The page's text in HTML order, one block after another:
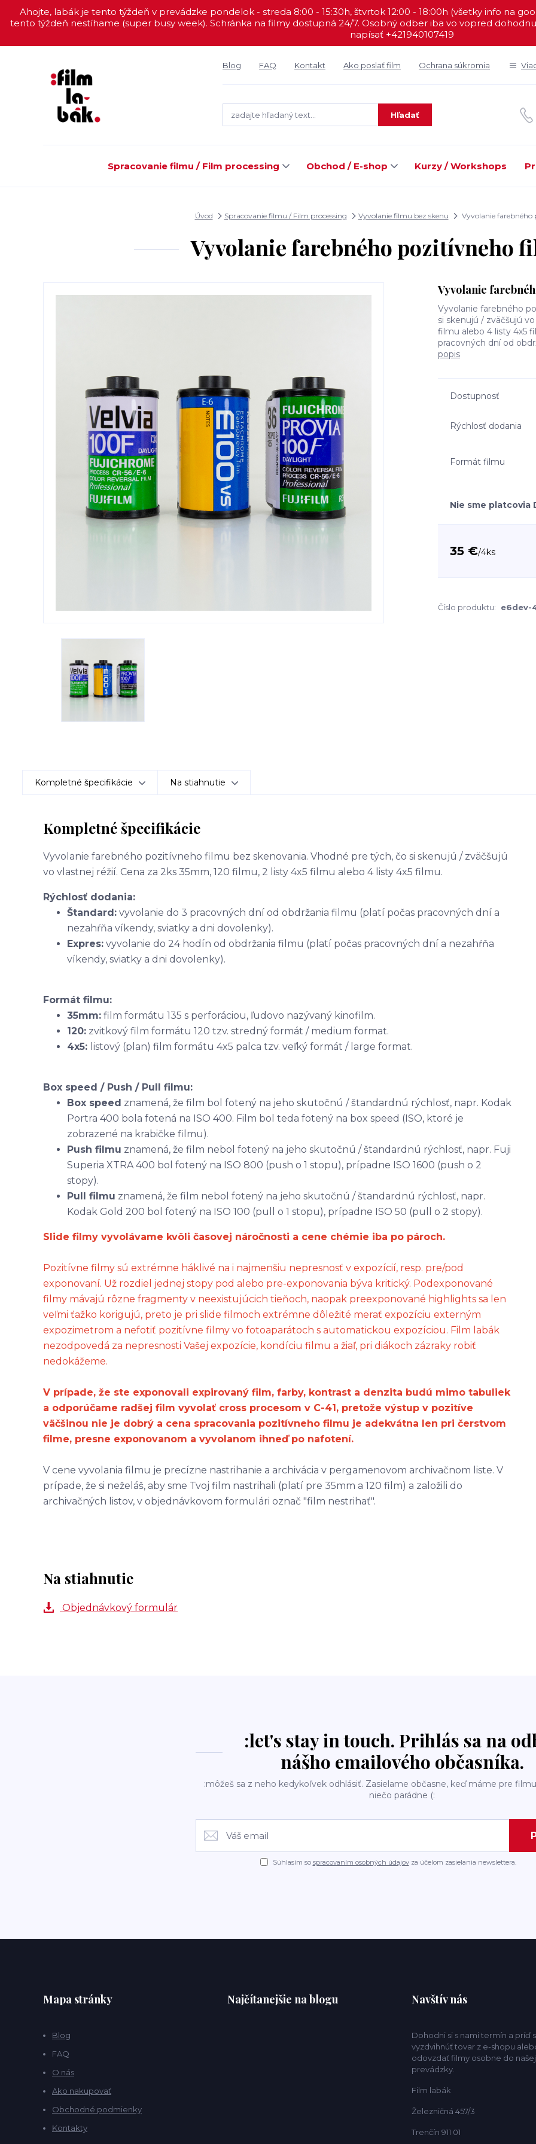
Ahojte, labák je tento týždeň v prevádzke pondelok - streda 8:00 - 15:30h, štvrtok 12:00 - 18:00h (všetky info na
tento týždeň nestíhame (super busy week). Schránka na filmy dostupná 24/7. Osobný odber iba vo vopred
napísať +421940107419
Blog FAQ Kontakt Ako poslať film Ochrana súkromia
Hľadať
Spracovanie filmu / Film processing Obchod / E-shop Kurzy / Workshops
Úvod Spracovanie filmu / Film processing Vyvolanie filmu bez skenu Vyvolanie
Vyvolanie farebného pozitívneho
Vyvolanie
Vyvolanie farebného
si skenujú / zväčšujú
filmu alebo 4 listy 4x5
pracovných dní od
popis
Dostupnosť
Rýchlosť dodania
Formát filmu
Nie sme platcovia
35 €/4ks
Číslo produktu: e6dev-
Kompletné špecifikácie Na stiahnutie
Kompletné špecifikácie
Vyvolanie farebného pozitívneho filmu bez skenovania. Vhodné pre tých, čo si skenujú / zväčšujú
vo vlastnej réžií. Cena za 2ks 35mm, 120 filmu, 2 listy 4x5 filmu alebo 4 listy 4x5 filmu.
Rýchlosť dodania:
Štandard: vyvolanie do 3 pracovných dní od obdržania filmu (platí počas pracovných dní a
nezahŕňa víkendy, sviatky a dni dovolenky).
Expres: vyvolanie do 24 hodín od obdržania filmu (platí počas pracovných dní a nezahŕňa
víkendy, sviatky a dni dovolenky).
Formát filmu:
35mm: film formátu 135 s perforáciou, ľudovo nazývaný kinofilm.
120: zvitkový film formátu 120 tzv. stredný formát / medium format.
4x5: listový (plan) film formátu 4x5 palca tzv. veľký formát / large format.
Box speed / Push / Pull filmu:
Box speed znamená, že film bol fotený na jeho skutočnú / štandardnú rýchlosť, napr. Kodak
Portra 400 bola fotená na ISO 400. Film bol teda fotený na box speed (ISO, ktoré je
zobrazené na krabičke filmu).
Push filmu znamená, že film nebol fotený na jeho skutočnú / štandardnú rýchlosť, napr. Fuji
Superia XTRA 400 bol fotený na ISO 800 (push o 1 stopu), prípadne ISO 1600 (push o 2
stopy).
Pull filmu znamená, že film nebol fotený na jeho skutočnú / štandardnú rýchlosť, napr.
Kodak Gold 200 bol fotený na ISO 100 (pull o 1 stopu), prípadne ISO 50 (pull o 2 stopy).
Slide filmy vyvolávame kvôli časovej náročnosti a cene chémie iba po pároch.
Pozitívne filmy sú extrémne háklivé na i najmenšiu nepresnosť v expozícií, resp. pre/pod
exponovaní. Už rozdiel jednej stopy pod alebo pre-exponovania býva kritický. Podexponované
filmy mávajú rôzne fragmenty v neexistujúcich tieňoch, naopak preexponované highlights sa len
veľmi ťažko korigujú, preto je pri slide filmoch extrémne dôležité merať expozíciu externým
expozimetrom a nefotiť pozitívne filmy vo fotoaparátoch s automatickou expozíciou. Film labák
nezodpovedá za nepresnosti Vašej expozície, kondíciu filmu a žiaľ, pri diákoch zázraky robiť
nedokážeme.
V prípade, že ste exponovali expirovaný film, farby, kontrast a denzita budú mimo tabuliek
a odporúčame radšej film vyvolať cross procesom v C-41, pretože výstup v pozitíve
väčšinou nie je dobrý a cena spracovania pozitívneho filmu je adekvátna len pri čerstvom
filme, presne exponovanom a vyvolanom ihneď po nafotení.
V cene vyvolania filmu je precízne nastrihanie a archivácia v pergamenovom archivačnom liste. V
prípade, že si neželáš, aby sme Tvoj film nastrihali (platí pre 35mm a 120 film) a založili do
archivačných listov, v objednávkovom formulári označ "film nestrihať".
Na stiahnutie
Objednávkový formulár
:let's stay in touch. Prihlás sa na
nášho emailového občasníka.
:môžeš sa z neho kedykoľvek odhlásiť. Zasielame občasne, keď máme pre
niečo parádne (:
Súhlasím so spracovaním osobných údajovza účelom zasielania newslettera.
Mapa stránky
Blog
FAQ
O nás
Ako nakupovať
Obchodné podmienky
Kontakty
Najčítanejšie na blogu Navštív nás
Dohodni si s nami termín a príď
vyzdvihnúť tovar z e-shopu
odovzdať filmy osobne do našej
prevádzky.
Film labák
Železničná 457/3
Trenčín 911 01